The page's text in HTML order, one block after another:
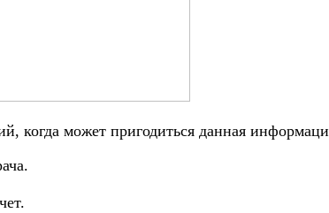
когда может пригодиться данная